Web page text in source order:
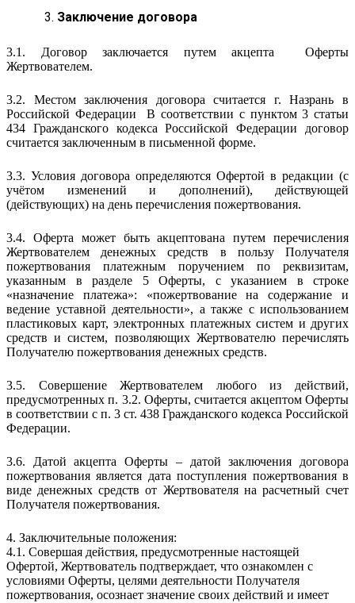
Заключение договора
3.1. Договор заключается путем акцепта Оферты
Жертвователем.
3.2. Местом заключения договора считается г. Назрань в
Российской Федерации В соответствии с пунктом 3 статьи
434 Гражданского кодекса Российской Федерации договор
считается заключенным в письменной форме.
3.3. Условия договора определяются Офертой в редакции (с
учётом изменений и дополнений), действующей
(действующих) на день перечисления пожертвования.
3.4. Оферта может быть акцептована путем перечисления
Жертвователем денежных средств в пользу Получателя
пожертвования платежным поручением по реквизитам,
указанным в разделе 5 Оферты, с указанием в строке
«назначение платежа»: «пожертвование на содержание и
ведение уставной деятельности», а также с использованием
пластиковых карт, электронных платежных систем и других
средств и систем, позволяющих Жертвователю перечислять
Получателю пожертвования денежных средств.
3.5. Совершение Жертвователем любого из действий,
предусмотренных п. 3.2. Оферты, считается акцептом Оферты
в соответствии с п. 3 ст. 438 Гражданского кодекса Российской
Федерации.
3.6. Датой акцепта Оферты – датой заключения договора
пожертвования является дата поступления пожертвования в
виде денежных средств от Жертвователя на расчетный счет
Получателя пожертвования.
4. Заключительные положения:
4.1. Совершая действия, предусмотренные настоящей
Офертой, Жертвователь подтверждает, что ознакомлен с
условиями Оферты, целями деятельности Получателя
пожертвования, осознает значение своих действий и имеет